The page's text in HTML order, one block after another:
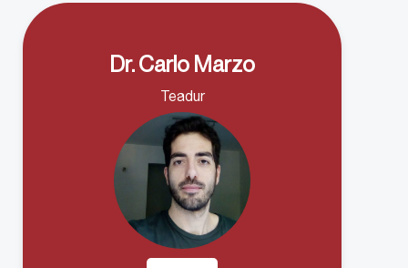
Dr. Carlo Marzo
Teadur